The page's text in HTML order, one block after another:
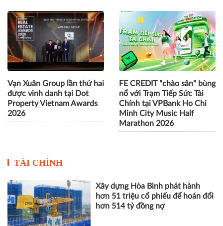
Vạn Xuân Group lần thứ hai
được vinh danh tại Dot
Property Vietnam Awards
2026
FE CREDIT "chào sân" bùng
nổ với Trạm Tiếp Sức Tài
Chính tại VPBank Ho Chi
Minh City Music Half
Marathon 2026
TÀI CHÍNH
Xây dựng Hòa Bình phát hành
hơn 51 triệu cổ phiếu để hoán đổi
hơn 514 tỷ đồng nợ